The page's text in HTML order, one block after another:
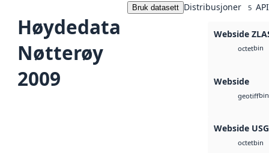
Høydedata
Nøtterøy
2009
Bruk datasett Distribusjoner 5
Webside
octetbin
Webside
geotiffbin
Webside
octetbin